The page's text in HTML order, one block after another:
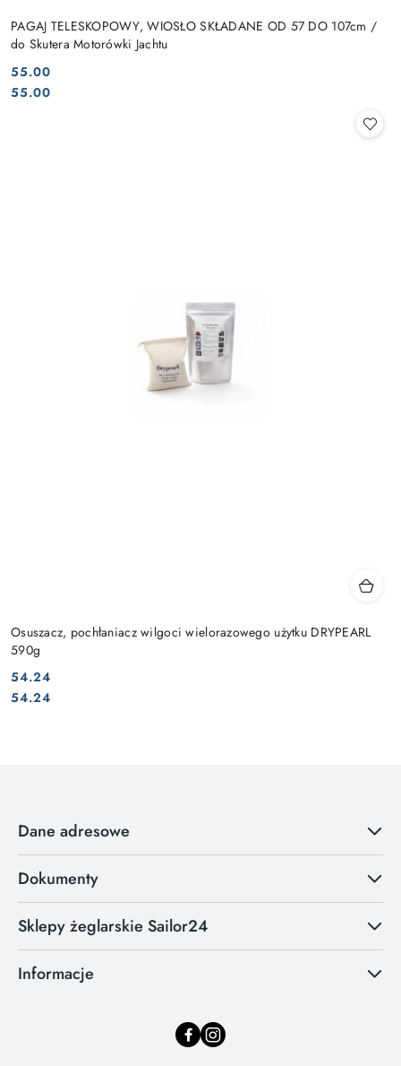
PAGAJ TELESKOPOWY, WIOSŁO SKŁADANE OD 57 DO 107cm /
do Skutera Motorówki Jachtu
Cena:
55.00
Cena:
55.00
Osuszacz, pochłaniacz wilgoci wielorazowego użytku DRYPEARL
590g
Cena:
54.24
Cena:
54.24
Dane adresowe
Dokumenty
Sklepy żeglarskie Sailor24
Informacje